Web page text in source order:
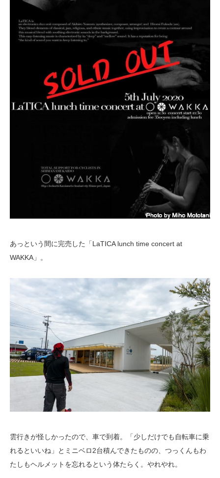
あっという間に完売した「LaTICA lunch time concert at
WAKKA」。
雲行きが怪しかったので、車で到着。「少しだけでも自転車に乗
れるといいね」とミニベロ2台積んできたものの、つっくんもわ
たしもヘルメットを忘れるという体たらく。やれやれ。